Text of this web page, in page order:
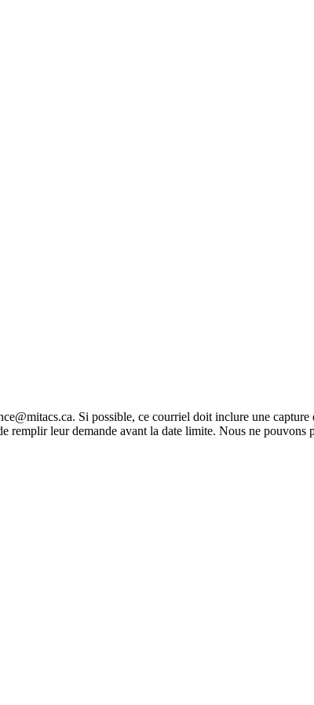
. Si possible, ce courriel doit inclure une capture
remplir leur demande avant la date limite. Nous ne pouvons